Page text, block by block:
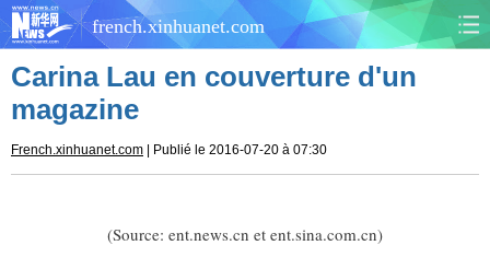
french.xinhuanet.com
CHINE MONDE
SANTÉ SPORTS
Carina Lau en couverture d'un
magazine
French.xinhuanet.com | Publié le 2016-07-20 à 07:30
(Source: ent.news.cn et ent.sina.com.cn)